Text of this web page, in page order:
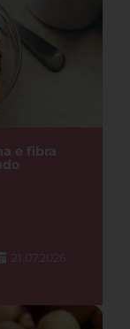
e fibra
21.07.2026